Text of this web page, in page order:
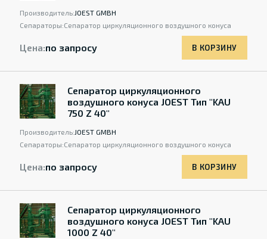
Производитель:JOEST GMBH
Сепараторы:Сепаратор циркуляционного воздушного конуса
Цена:по запросу В КОРЗИНУ
Сепаратор циркуляционного
воздушного конуса JOEST Тип "KAU
750 Z 40"
Производитель:JOEST GMBH
Сепараторы:Сепаратор циркуляционного воздушного конуса
Цена:по запросу В КОРЗИНУ
Сепаратор циркуляционного
воздушного конуса JOEST Тип "KAU
1000 Z 40"